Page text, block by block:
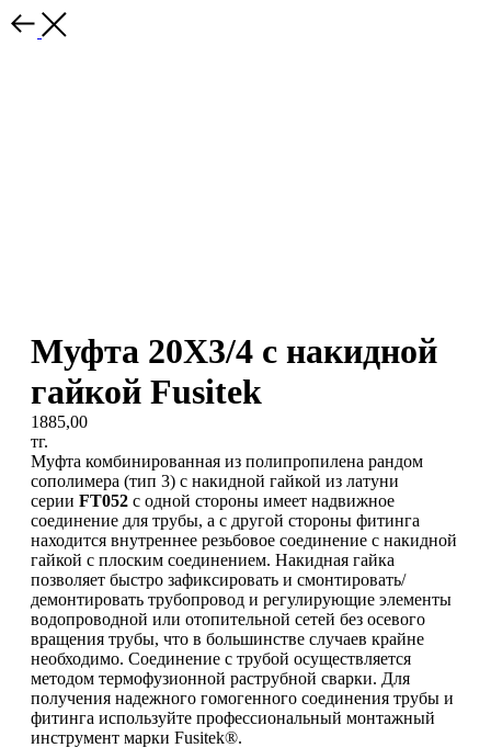
Муфта 20Х3/4 с накидной
гайкой Fusitek
1885,00
тг.
Муфта комбинированная из полипропилена рандом
сополимера (тип 3) с накидной гайкой из латуни
серии FT052 с одной стороны имеет надвижное
соединение для трубы, а с другой стороны фитинга
находится внутреннее резьбовое соединение с накидной
гайкой с плоским соединением. Накидная гайка
позволяет быстро зафиксировать и смонтировать/
демонтировать трубопровод и регулирующие элементы
водопроводной или отопительной сетей без осевого
вращения трубы, что в большинстве случаев крайне
необходимо. Соединение с трубой осуществляется
методом термофузионной раструбной сварки. Для
получения надежного гомогенного соединения трубы и
фитинга используйте профессиональный монтажный
инструмент марки Fusitek®.